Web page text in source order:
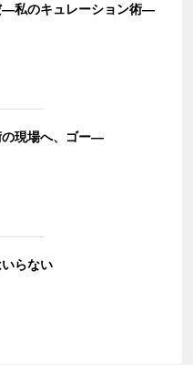
―私のキュレーション術―
現場へ、ゴー―
らない